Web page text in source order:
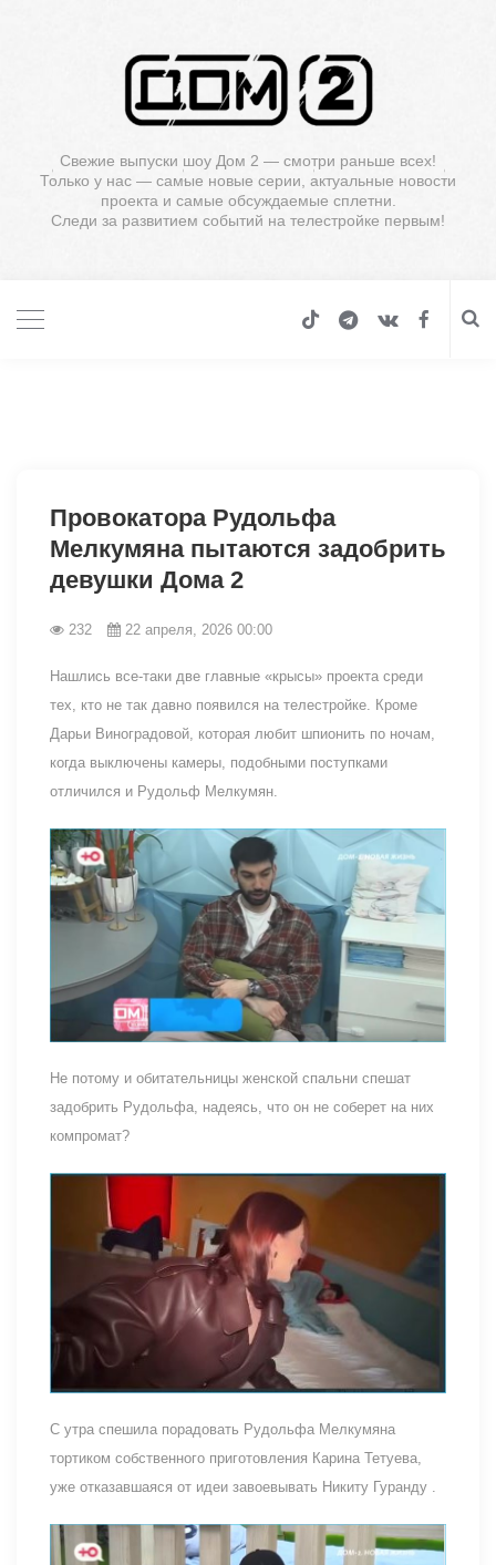
Свежие выпуски шоу Дом 2 — смотри раньше всех!
Только у нас — самые новые серии, актуальные новости
проекта и самые обсуждаемые сплетни.
Следи за развитием событий на телестройке первым!
Провокатора Рудольфа
Мелкумяна пытаются задобрить
девушки Дома 2
232 22 апреля, 2026 00:00
Нашлись все-таки две главные «крысы» проекта среди
тех, кто не так давно появился на телестройке. Кроме
Дарьи Виноградовой, которая любит шпионить по ночам,
когда выключены камеры, подобными поступками
отличился и Рудольф Мелкумян.
Не потому и обитательницы женской спальни спешат
задобрить Рудольфа, надеясь, что он не соберет на них
компромат?
С утра спешила порадовать Рудольфа Мелкумяна
тортиком собственного приготовления Карина Тетуева,
уже отказавшаяся от идеи завоевывать Никиту Гуранду .